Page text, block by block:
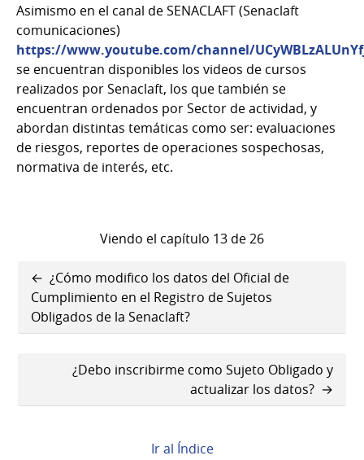
Asimismo en el canal de SENACLAFT (Senaclaft
comunicaciones)
https://www.youtube.com/channel/
se encuentran disponibles los videos de cursos
realizados por Senaclaft, los que también se
encuentran ordenados por Sector de actividad, y
abordan distintas temáticas como ser: evaluaciones
de riesgos, reportes de operaciones sospechosas,
normativa de interés, etc.
Viendo el capítulo 13 de 26
Enlaces
transversales
de
Book
para
¿Dónde
¿Cómo modifico los datos del Oficial de
Cumplimiento en el Registro de Sujetos
Obligados de la Senaclaft?
¿Debo inscribirme como Sujeto Obligado y
actualizar los datos?
Ir al Índice